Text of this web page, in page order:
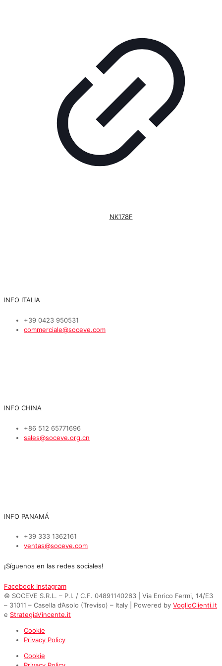
NK178F
INFO ITALIA
+39 0423 950531
commerciale@soceve.com
INFO CHINA
+86 512 65771696
sales@soceve.org.cn
INFO PANAMÁ
+39 333 1362161
ventas@soceve.com
¡Síguenos en las redes sociales!
Facebook Instagram
© SOCEVE S.R.L. – P.I. / C.F. 04891140263 | Via Enrico Fermi, 14/E3
– 31011 – Casella d’Asolo (Treviso) – Italy | Powered by VoglioClienti.it
e StrategiaVincente.it
Cookie
Privacy Policy
Cookie